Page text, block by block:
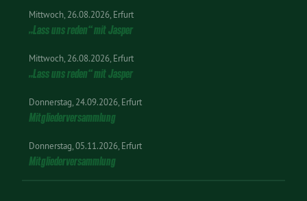
Mittwoch 26.08.2026 Erfurt
„Lass uns reden“ mit Jasper
Mittwoch 26.08.2026 Erfurt
„Lass uns reden“ mit Jasper
Donnerstag 24.09.2026 Erfurt
Mitgliederversammlung
Donnerstag 05.11.2026 Erfurt
Mitgliederversammlung